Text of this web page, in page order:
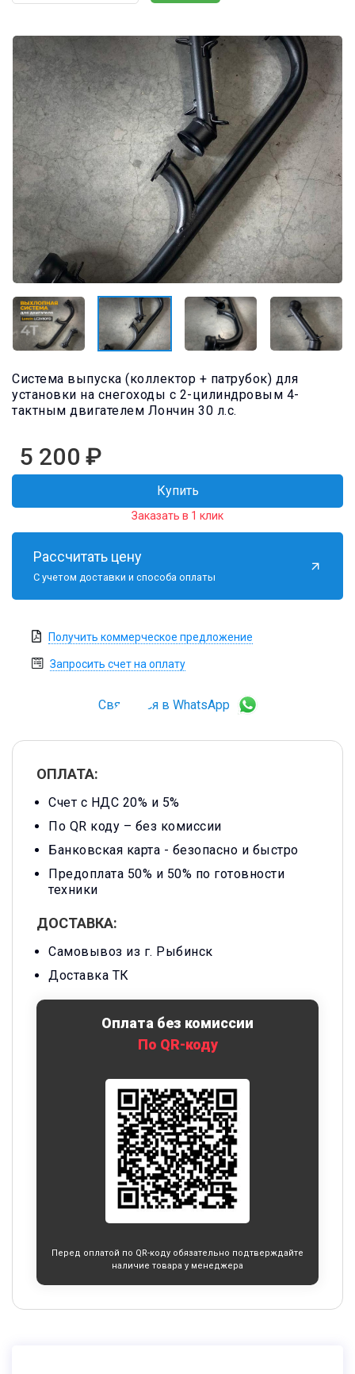
Система выпуска (коллектор + патрубок) для
установки на снегоходы с 2-цилиндровым 4-
тактным двигателем Лончин 30 л.с.
5 200 ₽
Купить
Заказать в 1 клик
Рассчитать цену
С учетом доставки и способа оплаты
Получить коммерческое предложение
Запросить счет на оплату
Связаться в WhatsApp
ОПЛАТА:
Счет с НДС 20% и 5%
По QR коду – без комиссии
Банковская карта - безопасно и быстро
Предоплата 50% и 50% по готовности
техники
ДОСТАВКА:
Самовывоз из г. Рыбинск
Доставка ТК
Оплата без комиссии
По QR-коду
Перед оплатой по QR-коду обязательно подтверждайте
наличие товара у менеджера